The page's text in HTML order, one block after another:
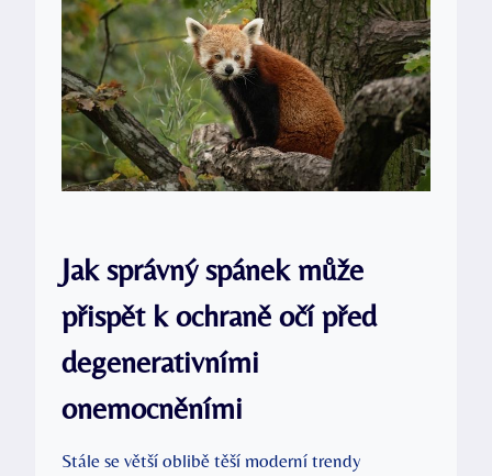
Jak správný spánek může
přispět k ochraně očí před
degenerativními
onemocněními
Stále se větší oblibě těší moderní trendy